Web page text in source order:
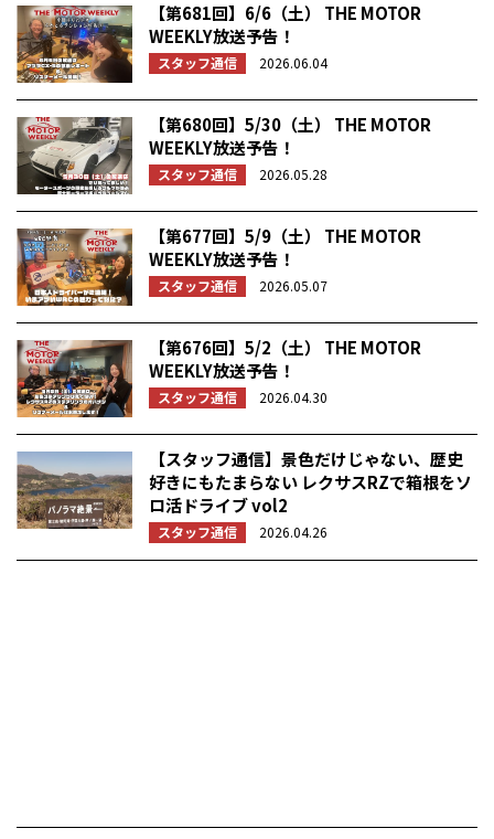
【第681回】6/6（土） THE MOTOR
WEEKLY放送予告！
スタッフ通信 2026.06.04
【第680回】5/30（土） THE MOTOR
WEEKLY放送予告！
スタッフ通信 2026.05.28
【第677回】5/9（土） THE MOTOR
WEEKLY放送予告！
スタッフ通信 2026.05.07
【第676回】5/2（土） THE MOTOR
WEEKLY放送予告！
スタッフ通信 2026.04.30
【スタッフ通信】景色だけじゃない、歴史
好きにもたまらない レクサスRZで箱根をソ
ロ活ドライブ vol2
スタッフ通信 2026.04.26